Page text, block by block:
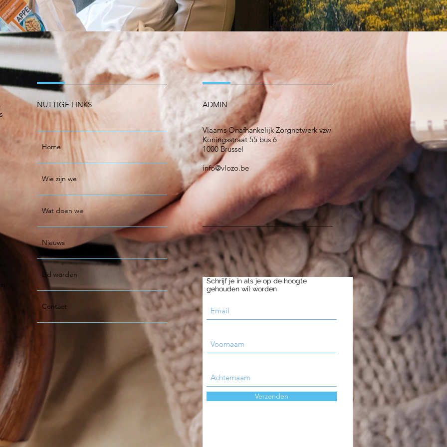
NUTTIGE LINKS
Home
Wie zijn we
Wat doen we
Nieuws
Lid worden
Contact
ADMIN
Vlaams Onafhankelijk Zorgnetwerk vzw
Koningsstraat 55 bus 6
1000 Brussel
info@vlozo.be
Schrijf je in als je op de hoogte
gehouden wil worden
Verzenden